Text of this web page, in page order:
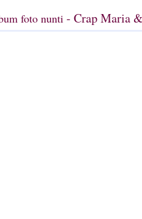
foto nunti - Crap Maria